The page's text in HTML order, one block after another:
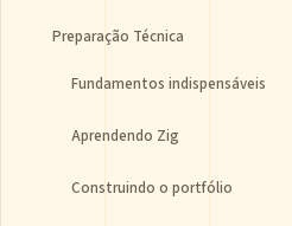
Preparação Técnica
Fundamentos indispensáveis
Aprendendo Zig
Construindo o portfólio